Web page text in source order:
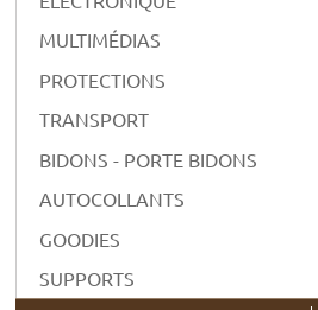
MULTIMÉDIAS
PROTECTIONS
TRANSPORT
BIDONS - PORTE BIDONS
AUTOCOLLANTS
GOODIES
SUPPORTS